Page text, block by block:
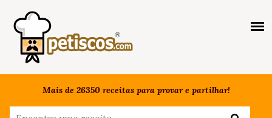
Mais de 26350 receitas para provar e partilhar!